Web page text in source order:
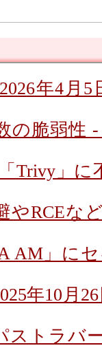
年4月5
の脆弱性
Trivy」に
やRCEな
AM」に
年10月
ストラバ